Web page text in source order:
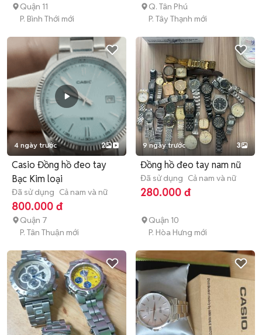
Quận 11
P. Bình Thới mới
Q. Tân Phú
P. Tây Thạnh mới
4 ngày trước 2
Casio Đồng hồ đeo tay
Bạc Kim loại
Đã sử dụng Cả nam và nữ
800.000 đ
Quận 7
P. Tân Thuận mới
9 ngày trước 3
Đồng hồ đeo tay nam nữ
Đã sử dụng Cả nam và nữ
280.000 đ
Quận 10
P. Hòa Hưng mới